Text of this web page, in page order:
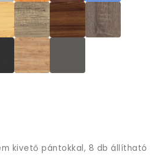
kivető pántokkal, 8 db állítható